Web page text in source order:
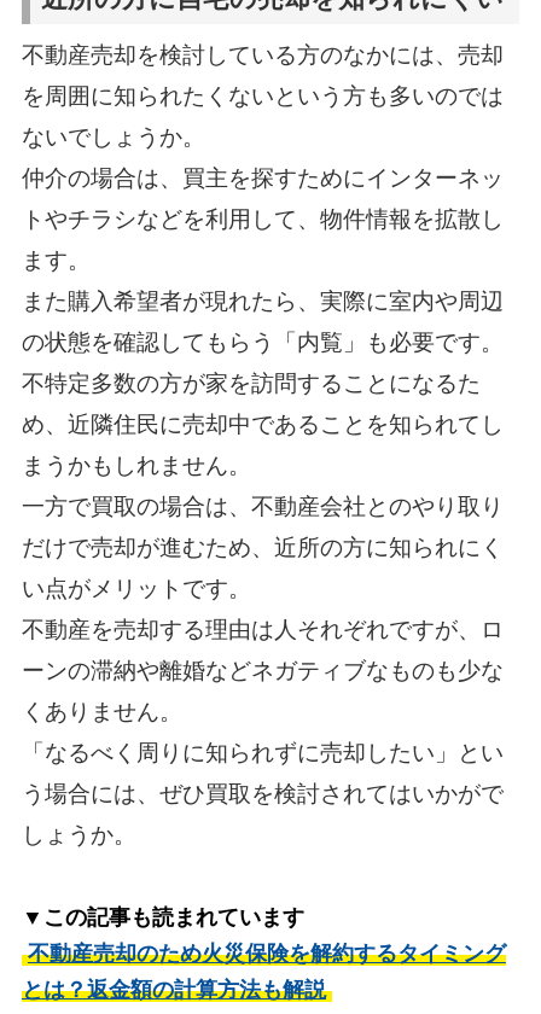
不動産売却を検討している方のなかには、売却
を周囲に知られたくないという方も多いのでは
ないでしょうか。
仲介の場合は、買主を探すためにインターネッ
トやチラシなどを利用して、物件情報を拡散し
ます。
また購入希望者が現れたら、実際に室内や周辺
の状態を確認してもらう「内覧」も必要です。
不特定多数の方が家を訪問することになるた
め、近隣住民に売却中であることを知られてし
まうかもしれません。
一方で買取の場合は、不動産会社とのやり取り
だけで売却が進むため、近所の方に知られにく
い点がメリットです。
不動産を売却する理由は人それぞれですが、ロ
ーンの滞納や離婚などネガティブなものも少な
くありません。
「なるべく周りに知られずに売却したい」とい
う場合には、ぜひ買取を検討されてはいかがで
しょうか。
▼この記事も読まれています
不動産売却のため火災保険を解約するタイミング
とは？返金額の計算方法も解説